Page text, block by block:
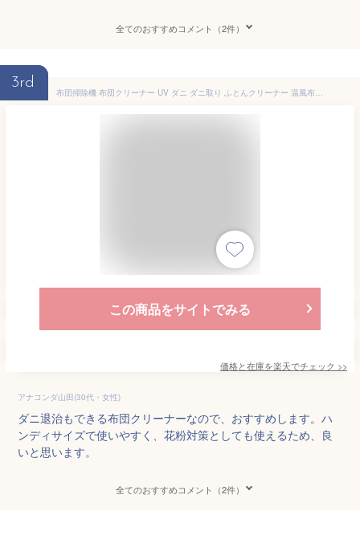
全てのおすすめコメント（2件）
3rd
布団掃除機 布団クリーナー UV ダニ ダニ取り ふとんクリーナー 温風布団クリーナー 布団 クリーナー SY-062 | 掃除機 ハンディクリーナー 布団用 花粉 花粉対策 ダニ対策 99% 除菌 ダニクリーナー 布団用掃除機 マットレス 布団ダニ対策 寝具 紫外線 ハウスダスト ダニ退治
この商品をサイトでみる
価格と在庫を楽天でチェック >>
アナコンダ山田(30代・女性)
ダニ退治もできる布団クリーナーなので、おすすめします。ハ
ンディサイズで使いやすく、花粉対策としても使えるため、良
いと思います。
全てのおすすめコメント（2件）